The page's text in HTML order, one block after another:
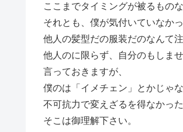
ここまでタイミングが被るもの
それとも、僕が気付いていなか
他人の髪型だの服装だのなんて
他人のに限らず、自分のもしませ
言っておきますが、
僕のは「イメチェン」とかじゃ
不可抗力で変えざるを得なかった
そこは御理解下さい。